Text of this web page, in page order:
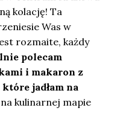
kolację! Ta
Was w
rozmaite, każdy
polecam
i makaron z
jadłam na
kulinarnej mapie